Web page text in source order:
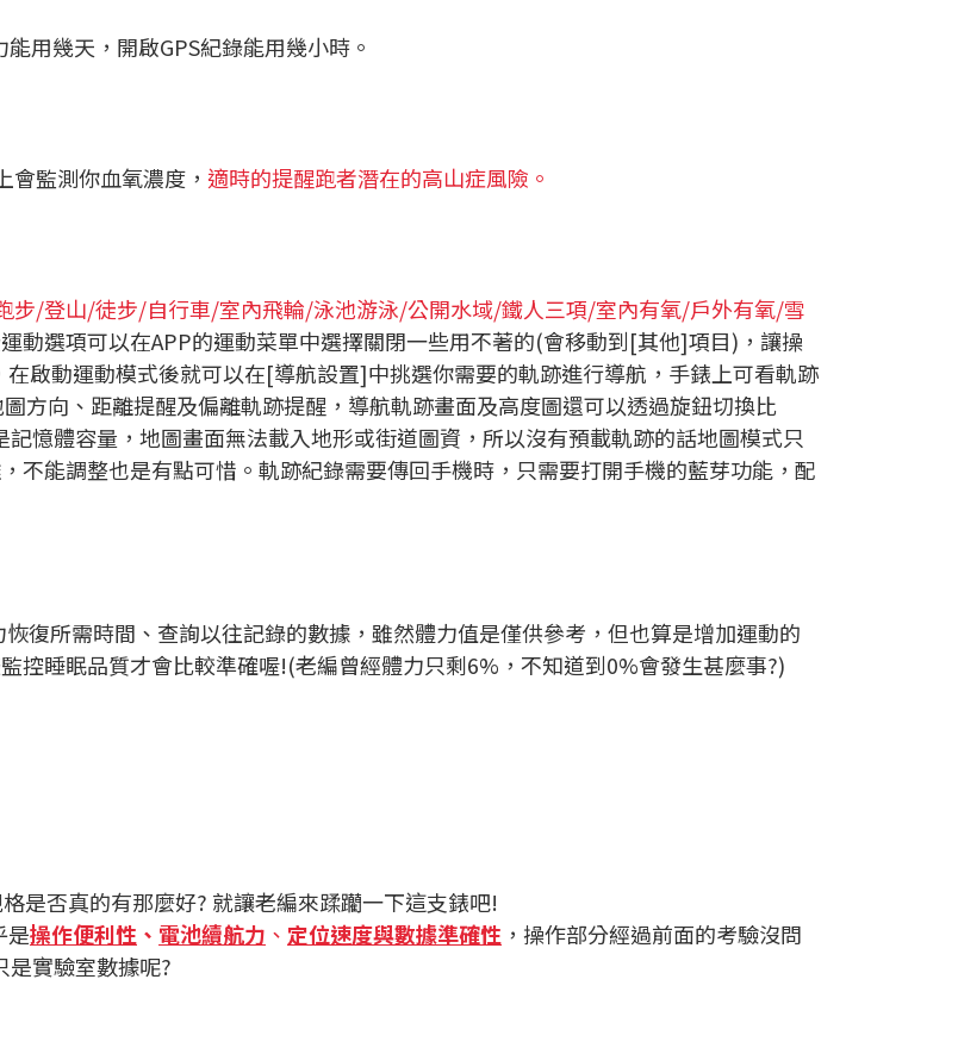
用幾天，開啟GPS紀錄能用幾小時。
監測你血氧濃度， 適時的提醒跑者潛在的高山症風險。
步/登山/徒步/自行車/室內飛輪/泳池游泳/公開水域/鐵人三項/室內有氧/戶外有氧/雪
運動選項可以在APP的運動菜單中選擇關閉一些用不著的(會移動到[其他]項目)，讓操
啟動運動模式後就可以在[導航設置]中挑選你需要的軌跡進行導航，手錶上可看軌跡
方向、距離提醒及偏離軌跡提醒，導航軌跡畫面及高度圖還可以透過旋鈕切換比
憶體容量，地圖畫面無法載入地形或街道圖資，所以沒有預載軌跡的話地圖模式只
不能調整也是有點可惜。軌跡紀錄需要傳回手機時，只需要打開手機的藍芽功能，配
復所需時間、查詢以往記錄的數據，雖然體力值是僅供參考，但也算是增加運動的
控睡眠品質才會比較準確喔!(老編曾經體力只剩6%，不知道到0%會發生甚麼事?)
是否真的有那麼好? 就讓老編來蹂躪一下這支錶吧!
是操作便利性 、 電池續航力 、 定位速度與數據準確性 ，操作部分經過前面的考驗沒問
實驗室數據呢?